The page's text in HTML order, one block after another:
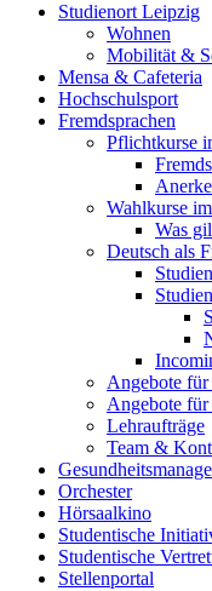
Studienort Leipzig
Wohnen
Mobilität &
Mensa & Cafeteria
Hochschulsport
Fremdsprachen
Pflichtkurse
Wahlkurse
Was
Deutsch als
Angebote für
Angebote
Lehraufträge
Team &
Orchester
Hörsaalkino
Studentische
Studentische
Stellenportal